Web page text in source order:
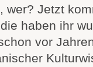
wer? Jetzt
haben ihr
vor